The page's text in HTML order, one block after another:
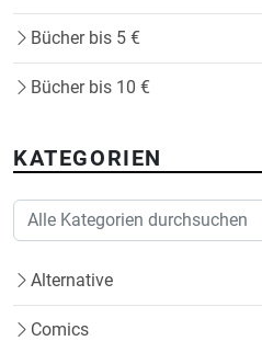
Bücher bis 5 €
Bücher bis 10 €
KATEGORIEN
Alternative
Comics